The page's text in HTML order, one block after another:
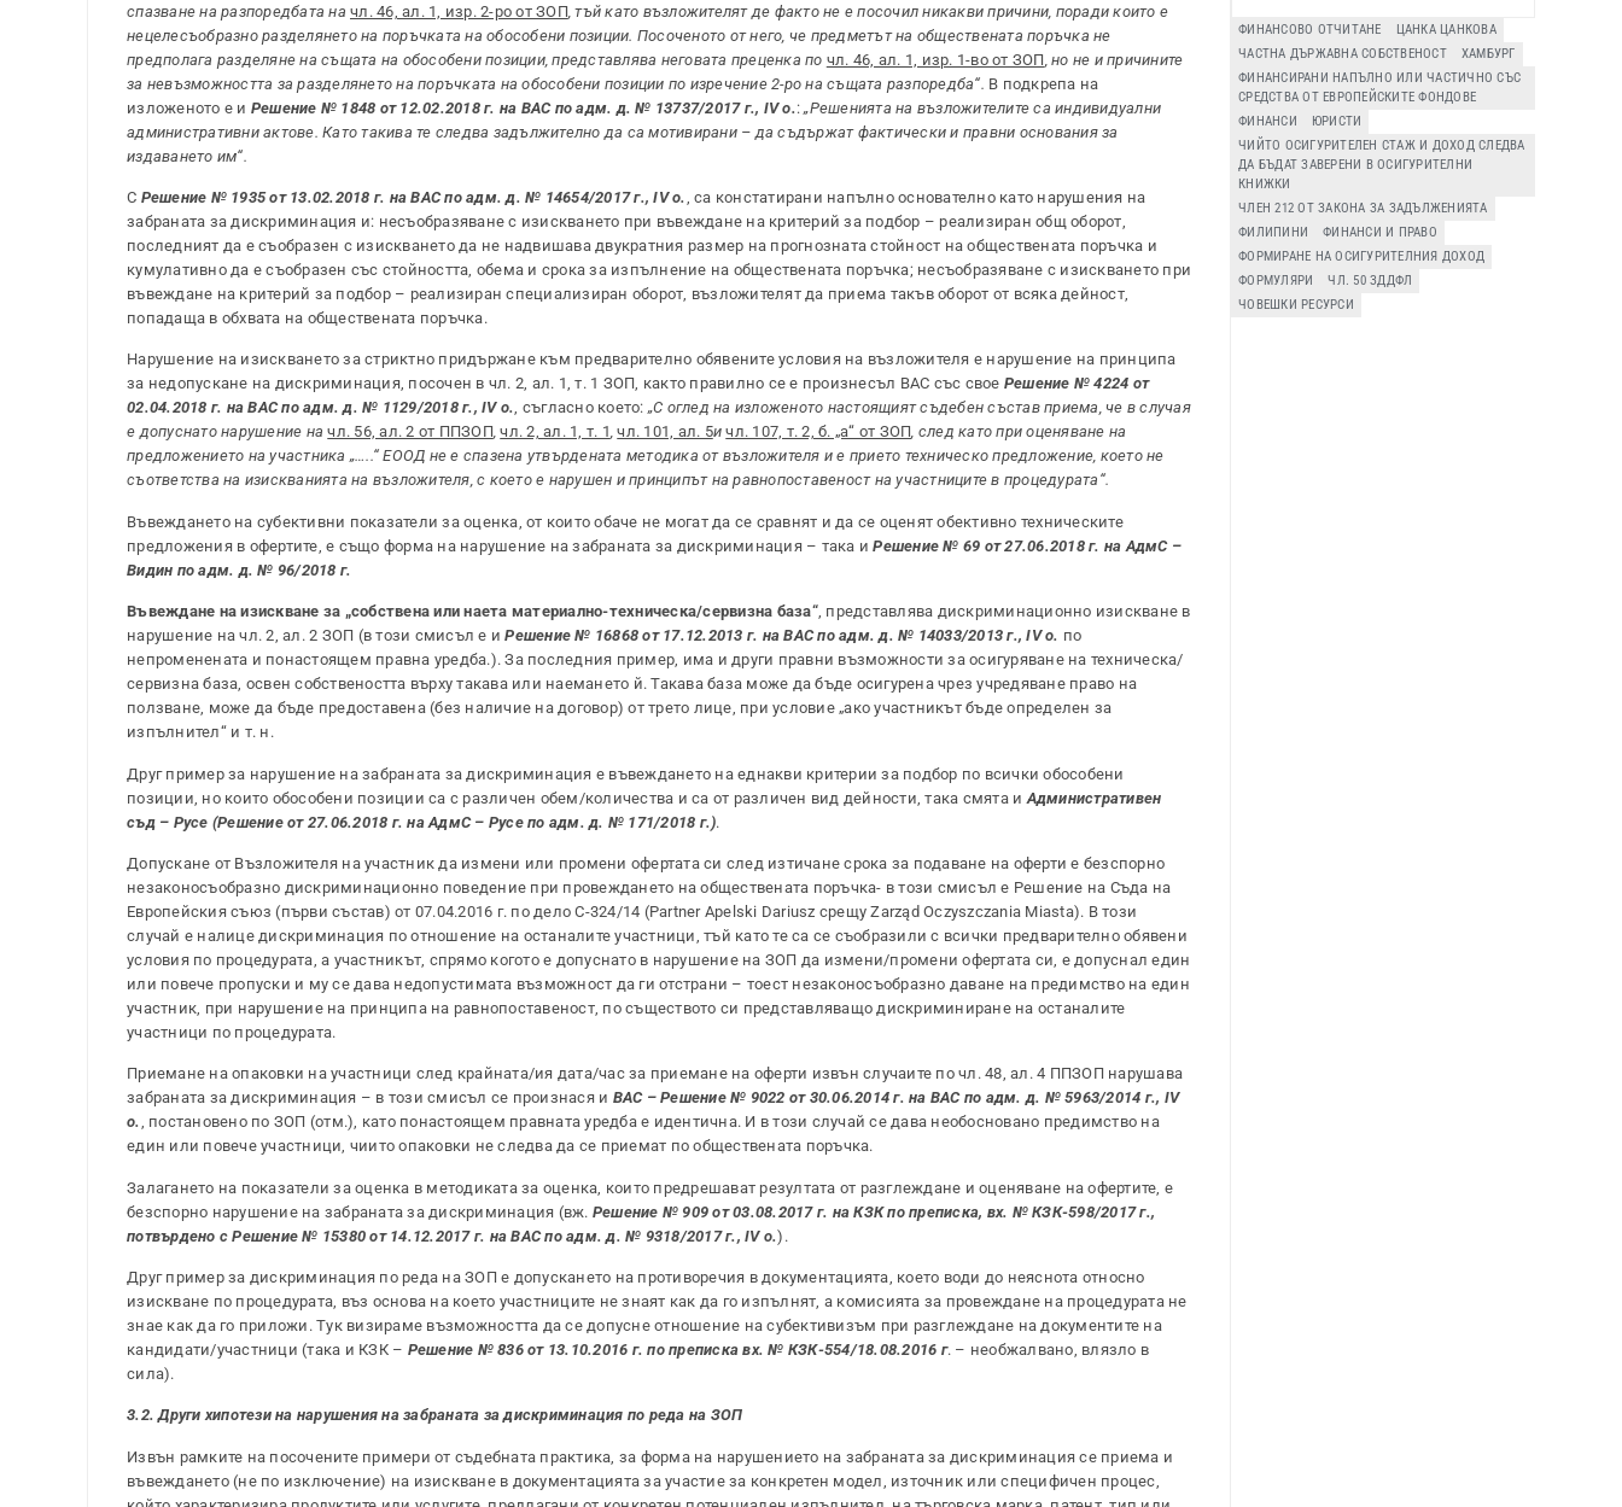
спазване на разпоредбата на чл. 46, ал. 1, изр. 2-ро от ЗОП , тъй като възложителят де факто не е посочил никакви причини, поради които е
нецелесъобразно разделянето на поръчката на обособени позиции. Посоченото от него, че предметът на обществената поръчка не
предполага разделяне на същата на обособени позиции, представлява неговата преценка по чл. 46, ал. 1, изр. 1-во от ЗОП , но не и причините
за невъзможността за разделянето на поръчката на обособени позиции по изречение 2-ро на същата разпоредба“. В подкрепа на
изложеното е и Решение № 1848 от 12.02.2018 г. на ВАС по адм. д. № 13737/2017 г., IV о. :„Решенията на възложителите са индивидуални
административни актове. Като такива те следва задължително да са мотивирани – да съдържат фактически и правни основания за
издаването им“.
С Решение № 1935 от 13.02.2018 г. на ВАС по адм. д. № 14654/2017 г., IV о. , са констатирани напълно основателно като нарушения на
забраната за дискриминация и: несъобразяване с изискването при въвеждане на критерий за подбор – реализиран общ оборот,
последният да е съобразен с изискването да не надвишава двукратния размер на прогнозната стойност на обществената поръчка и
кумулативно да е съобразен със стойността, обема и срока за изпълнение на обществената поръчка; несъобразяване с изискването при
въвеждане на критерий за подбор – реализиран специализиран оборот, възложителят да приема такъв оборот от всяка дейност,
попадаща в обхвата на обществената поръчка.
Нарушение на изискването за стриктно придържане към предварително обявените условия на възложителя е нарушение на принципа
за недопускане на дискриминация, посочен в чл. 2, ал. 1, т. 1 ЗОП, както правилно се е произнесъл ВАС със свое Решение № 4224 от
02.04.2018 г. на ВАС по адм. д. № 1129/2018 г., IV о., съгласно което: „С оглед на изложеното настоящият съдебен състав приема, че в случая
е допуснато нарушение начл. 56, ал. 2 от ППЗОП,чл. 2, ал. 1, т. 1,чл. 101, ал. 5ичл. 107, т. 2, б. „а“ от ЗОП, след като при оценяване на
предложението на участника „…..“ ЕООД не е спазена утвърдената методика от възложителя и е прието техническо предложение, което не
съответства на изискванията на възложителя, с което е нарушен и принципът на равнопоставеност на участниците в процедурата“.
Въвеждането на субективни показатели за оценка, от които обаче не могат да се сравнят и да се оценят обективно техническите
предложения в офертите, е също форма на нарушение на забраната за дискриминация – така иРешение № 69 от 27.06.2018 г. на АдмС –
Видин по адм. д. № 96/2018 г.
Въвеждане на изискване за „собствена или наета материално-техническа/сервизна база“, представлява дискриминационно изискване в
нарушение на чл. 2, ал. 2 ЗОП (в този смисъл е иРешение № 16868 от 17.12.2013 г. на ВАС по адм. д. № 14033/2013 г., IV о. по
непроменената и понастоящем правна уредба.). За последния пример, има и други правни възможности за осигуряване на техническа/
сервизна база, освен собствеността върху такава или наемането й. Такава база може да бъде осигурена чрез учредяване право на
ползване, може да бъде предоставена (без наличие на договор) от трето лице, при условие „ако участникът бъде определен за
изпълнител“ и т. н.
Друг пример за нарушение на забраната за дискриминация е въвеждането на еднакви критерии за подбор по всички обособени
позиции, но които обособени позиции са с различен обем/количества и са от различен вид дейности, така смята и Административен
съд – Русе (Решение от 27.06.2018 г. на АдмС – Русе по адм. д. № 171/2018 г.).
Допускане от Възложителя на участник да измени или промени офертата си след изтичане срока за подаване на оферти е безспорно
незаконосъобразно дискриминационно поведение при провеждането на обществената поръчка- в този смисъл е Решение на Съда на
Европейския съюз (първи състав) от 07.04.2016 г. по дело C-324/14 (Partner Apelski Dariusz срещу Zarząd Oczyszczania Miasta). В този
случай е налице дискриминация по отношение на останалите участници, тъй като те са се съобразили с всички предварително обявени
условия по процедурата, а участникът, спрямо когото е допуснато в нарушение на ЗОП да измени/промени офертата си, е допуснал един
или повече пропуски и му се дава недопустимата възможност да ги отстрани – тоест незаконосъобразно даване на предимство на един
участник, при нарушение на принципа на равнопоставеност, по съществото си представляващо дискриминиране на останалите
участници по процедурата.
Приемане на опаковки на участници след крайната/ия дата/час за приемане на оферти извън случаите по чл. 48, ал. 4 ППЗОП нарушава
забраната за дискриминация – в този смисъл се произнася и ВАС – Решение № 9022 от 30.06.2014 г. на ВАС по адм. д. № 5963/2014 г., IV
о. , постановено по ЗОП (отм.), като понастоящем правната уредба е идентична. И в този случай се дава необосновано предимство на
един или повече участници, чиито опаковки не следва да се приемат по обществената поръчка.
Залагането на показатели за оценка в методиката за оценка, които предрешават резултата от разглеждане и оценяване на офертите, е
безспорно нарушение на забраната за дискриминация (вж. Решение № 909 от 03.08.2017 г. на КЗК по преписка, вх. № КЗК-598/2017 г.,
потвърдено с Решение № 15380 от 14.12.2017 г. на ВАС по адм. д. № 9318/2017 г., IV о.).
Друг пример за дискриминация по реда на ЗОП е допускането на противоречия в документацията, което води до неяснота относно
изискване по процедурата, въз основа на което участниците не знаят как да го изпълнят, а комисията за провеждане на процедурата не
знае как да го приложи. Тук визираме възможността да се допусне отношение на субективизъм при разглеждане на документите на
кандидати/участници (така и КЗК – Решение № 836 от 13.10.2016 г. по преписка вх. № КЗК-554/18.08.2016 г. – необжалвано, влязло в
сила).
3.2. Други хипотези на нарушения на забраната за дискриминация по реда на ЗОП
Извън рамките на посочените примери от съдебната практика, за форма на нарушението на забраната за дискриминация се приема и
въвеждането (не по изключение) на изискване в документацията за участие за конкретен модел, източник или специфичен процес,
ФИНАНСОВО ОТЧИТАНЕ
ЦАНКА ЦАНКОВА
ЧАСТНА ДЪРЖАВНА СОБСТВЕНОСТ
ХАМБУРГ
ФИНАНСИРАНИ НАПЪЛНО ИЛИ ЧАСТИЧНО СЪС
СРЕДСТВА ОТ ЕВРОПЕЙСКИТЕ ФОНДОВЕ
ФИНАНСИ
ЮРИСТИ
ЧИЙТО ОСИГУРИТЕЛЕН СТАЖ И ДОХОД СЛЕДВА
ДА БЪДАТ ЗАВЕРЕНИ В ОСИГУРИТЕЛНИ
КНИЖКИ
ЧЛЕН 212 ОТ ЗАКОНА ЗА ЗАДЪЛЖЕНИЯТА
ФИЛИПИНИ
ФИНАНСИ И ПРАВО
ФОРМИРАНЕ НА ОСИГУРИТЕЛНИЯ ДОХОД
ФОРМУЛЯРИ
ЧЛ. 50 ЗДДФЛ
ЧОВЕШКИ РЕСУРСИ